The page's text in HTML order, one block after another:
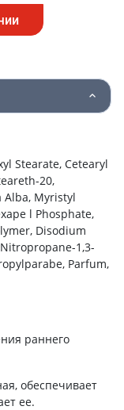
Stearate, Cetearyl
20,
Alba, Myristyl
l Phosphate,
Disodium
1,3-
Parfum,
раннего
обеспечивает
ее.